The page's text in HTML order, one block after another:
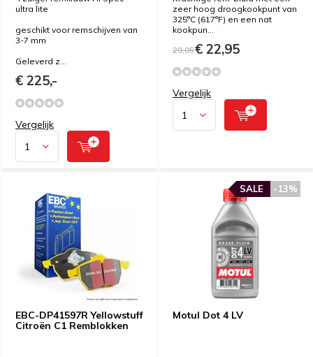
ultra lite
geschikt voor remschijven van
3-7 mm
Geleverd z...
€ 225,-
Vergelijk
zeer hoog droogkookpunt van
325°C (617°F) en een nat
kookpun...
29,05€ 22,95
Vergelijk
EBC-DP41597R Yellowstuff
Citroën C1 Remblokken
Motul Dot 4 LV
-13%
SALE